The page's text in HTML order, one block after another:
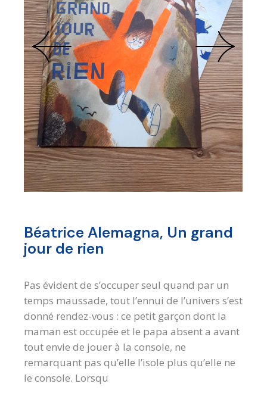
Béatrice Alemagna, Un grand
jour de rien
Pas évident de s’occuper seul quand par un
temps maussade, tout l’ennui de l’univers s’est
donné rendez-vous : ce petit garçon dont la
maman est occupée et le papa absent a avant
tout envie de jouer à la console, ne
remarquant pas qu’elle l’isole plus qu’elle ne
le console. Lorsqu